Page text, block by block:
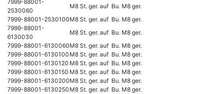
7999-88001-
2530060
M8 St. ger. auf Bu. M8 ger.
7999-88001-2530100M8 St. ger. auf Bu. M8 ger.
7999-88001-
6130030
M8 St. ger. auf Bu. M8 ger.
7999-88001-6130060M8 St. ger. auf Bu. M8 ger.
7999-88001-6130100 M8 St. ger. auf Bu. M8 ger.
7999-88001-6130120 M8 St. ger. auf Bu. M8 ger.
7999-88001-6130150 M8 St. ger. auf Bu. M8 ger.
7999-88001-6130200M8 St. ger. auf Bu. M8 ger.
7999-88001-6130250 M8 St. ger. auf Bu. M8 ger.